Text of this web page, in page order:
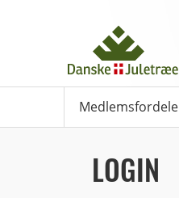
Medlemsfordele
LOGIN